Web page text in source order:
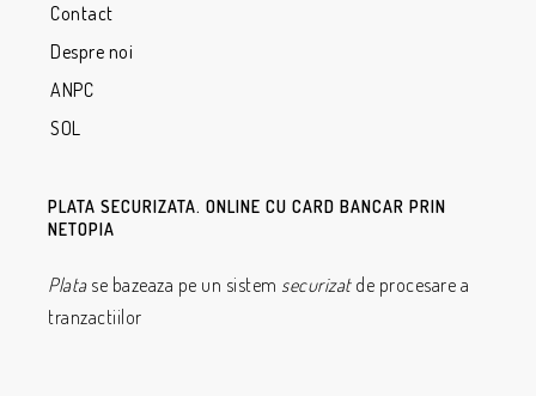
Contact
Despre noi
ANPC
SOL
PLATA SECURIZATA. ONLINE CU CARD BANCAR PRIN
NETOPIA
Platase bazeaza pe un sistem securizatde procesare a
tranzactiilor